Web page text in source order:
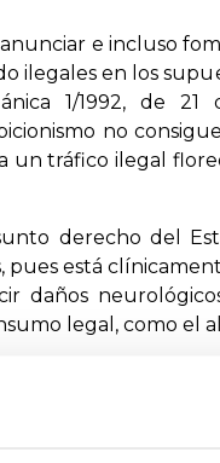
e incluso
ilegales en los
1/1992, de 21
no
un tráfico ilegal
derecho del
pues está
daños
legal, como el
que
por un
condiciones